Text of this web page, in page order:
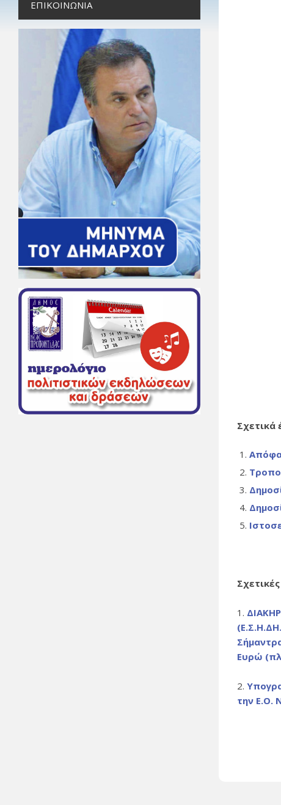
Σχετικά
1.
Ευρώ
2.
την Ε.Ο.
ΕΠΙΚΟΙΝΩΝΊΑ